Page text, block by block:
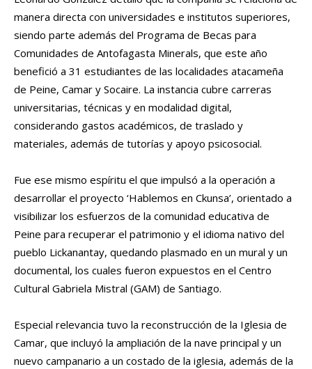
manera directa con universidades e institutos superiores,
siendo parte además del Programa de Becas para
Comunidades de Antofagasta Minerals, que este año
benefició a 31 estudiantes de las localidades atacameña
de Peine, Camar y Socaire. La instancia cubre carreras
universitarias, técnicas y en modalidad digital,
considerando gastos académicos, de traslado y
materiales, además de tutorías y apoyo psicosocial.
Fue ese mismo espíritu el que impulsó a la operación a
desarrollar el proyecto ‘Hablemos en Ckunsa’, orientado a
visibilizar los esfuerzos de la comunidad educativa de
Peine para recuperar el patrimonio y el idioma nativo del
pueblo Lickanantay, quedando plasmado en un mural y un
documental, los cuales fueron expuestos en el Centro
Cultural Gabriela Mistral (GAM) de Santiago.
Especial relevancia tuvo la reconstrucción de la Iglesia de
Camar, que incluyó la ampliación de la nave principal y un
nuevo campanario a un costado de la iglesia, además de la